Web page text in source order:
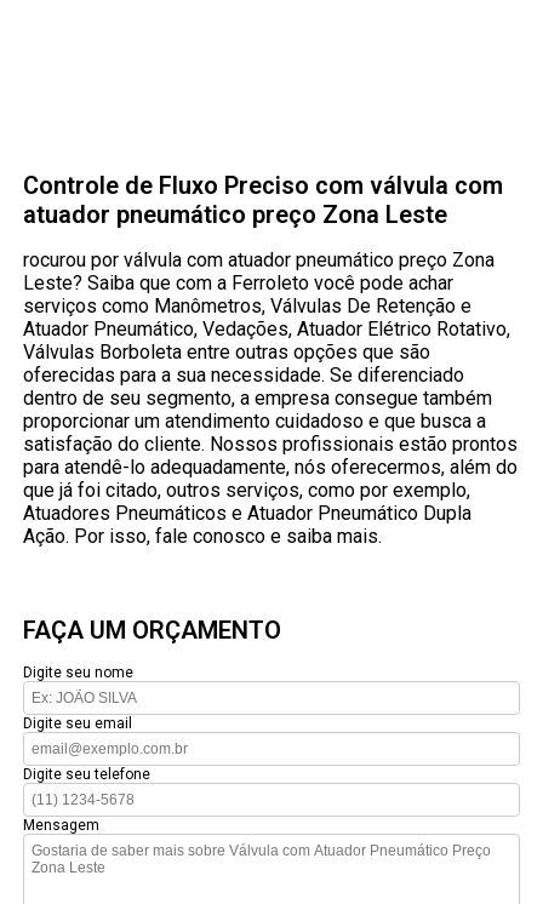
Controle de Fluxo Preciso com válvula com
atuador pneumático preço Zona Leste
rocurou por válvula com atuador pneumático preço Zona
Leste? Saiba que com a Ferroleto você pode achar
serviços como Manômetros, Válvulas De Retenção e
Atuador Pneumático, Vedações, Atuador Elétrico Rotativo,
Válvulas Borboleta entre outras opções que são
oferecidas para a sua necessidade. Se diferenciado
dentro de seu segmento, a empresa consegue também
proporcionar um atendimento cuidadoso e que busca a
satisfação do cliente. Nossos profissionais estão prontos
para atendê-lo adequadamente, nós oferecermos, além do
que já foi citado, outros serviços, como por exemplo,
Atuadores Pneumáticos e Atuador Pneumático Dupla
Ação. Por isso, fale conosco e saiba mais.
FAÇA UM ORÇAMENTO
Digite seu nome
Digite seu email
Digite seu telefone
Mensagem